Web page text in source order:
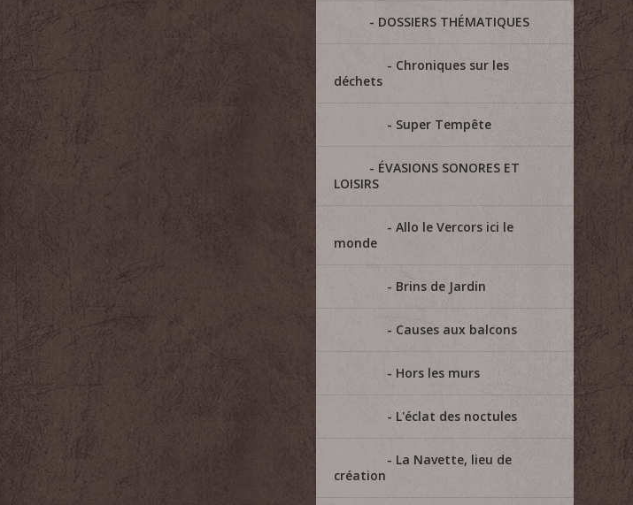
DOSSIERS THÉMATIQUES
Chroniques sur les
déchets
Super Tempête
ÉVASIONS SONORES ET
LOISIRS
Allo le Vercors ici le
monde
Brins de Jardin
Causes aux balcons
Hors les murs
L'éclat des noctules
La Navette, lieu de
création